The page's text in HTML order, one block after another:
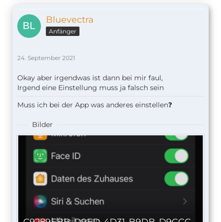
Bluevectra
Anfänger
24. September 2021
Okay aber irgendwas ist dann bei mir faul,
Irgend eine Einstellung muss ja falsch sein
Muss ich bei der App was anderes einstellen❓
Bilder